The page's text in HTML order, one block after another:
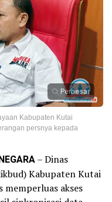
Perbesar
Kabupaten Kutai
persnya kepada
– Dinas
Kabupaten Kutai
akses